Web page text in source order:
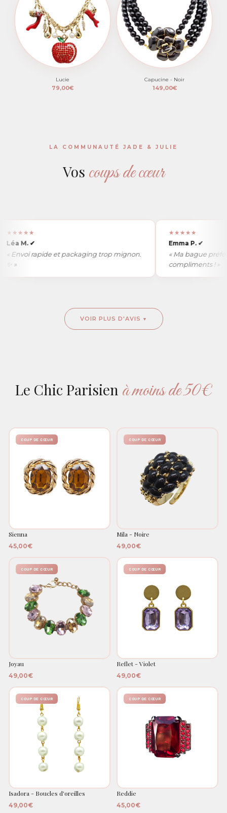
Lucie
79,00€
Capucine - Noir
149,00€
LA COMMUNAUTÉ JADE & JULIE
Vos coups de cœur
M.✔
rapide et packaging trop mignon.
★★★★★
Emma P.✔
« Ma bague
compliments ! »
VOIR PLUS D'AVIS
Le Chic Parisien à moins de 50€
COUP DE CŒUR
Sienna
45,00€
COUP DE CŒUR
Mila - Noire
49,00€
COUP DE CŒUR
Joyau
49,00€
COUP DE CŒUR
Reflet - Violet
49,00€
COUP DE CŒUR
Isadora - Boucles d'oreilles
49,00€
COUP DE CŒUR
Reddie
45,00€